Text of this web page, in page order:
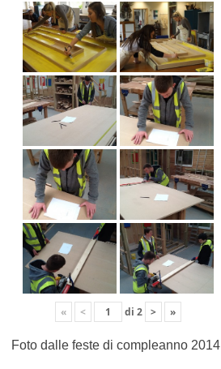
« < di 2 > »
Foto dalle feste di compleanno 2014